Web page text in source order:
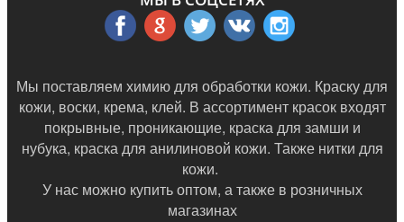
Мы поставляем химию для обработки кожи. Краску для
кожи, воски, крема, клей. В ассортимент красок входят
покрывные, проникающие, краска для замши и
нубука, краска для анилиновой кожи. Также нитки для
кожи.
У нас можно купить оптом, а также в розничных
магазинах